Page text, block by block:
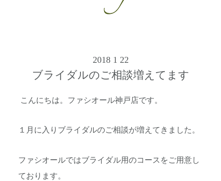
す。
2018 1 22
ブライダルのご相談増えてます
こんにちは。ファシオール神戸店です。
１月に入りブライダルのご相談が増えてきました。
ファシオールではブライダル用のコースをご用意し
ております。